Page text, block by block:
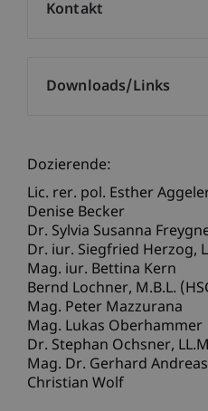
Dozierende:
Lic. rer. pol. Esther
Denise Becker
Dr. Sylvia Susanna
Dr. iur. Siegfried Herzog
Mag. iur. Bettina Kern
Bernd Lochner M.B.L.
Mag. Peter Mazzurana
Mag. Lukas Oberhammer
Dr. Stephan Ochsner
Mag. Dr. Gerhard Andreas
Christian Wolf
Kontakt
Downloads/Links